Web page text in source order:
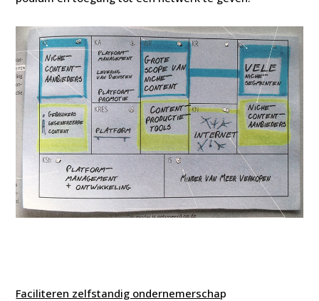
Faciliteren zelfstandig ondernemerschap